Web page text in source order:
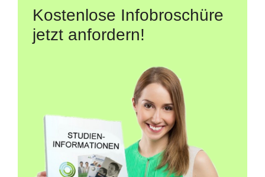
Kostenlose Infobroschüre
jetzt anfordern!